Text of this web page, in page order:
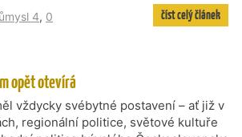
4, 0 číst celý článek
opět otevírá
vždycky svébytné postavení – ať již v
regionální politice, světové kultuře